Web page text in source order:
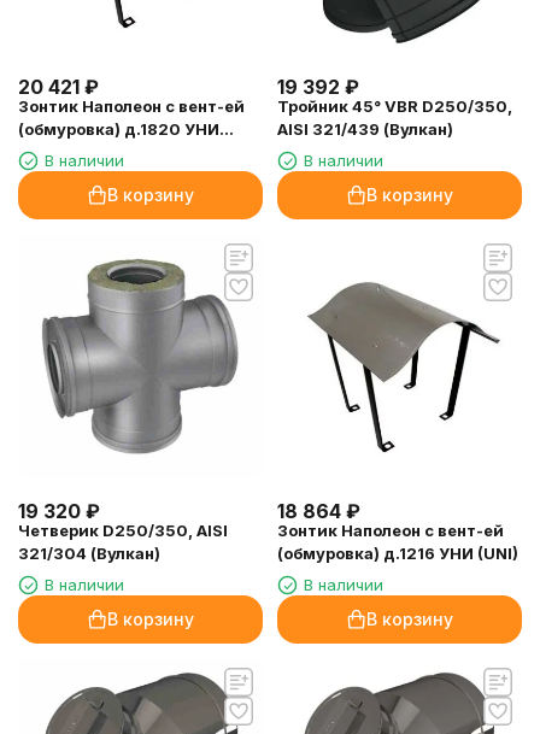
20 421 ₽
Зонтик Наполеон с вент-ей
(обмуровка) д.1820 УНИ
(UNI)В наличии
В корзину
19 392 ₽
Тройник 45° VBR D250/350,
AISI 321/439 (Вулкан)
В наличии
В корзину
19 320 ₽
Четверик D250/350, AISI
321/304 (Вулкан)
В наличии
В корзину
18 864 ₽
Зонтик Наполеон с вент-ей
(обмуровка) д.1216 УНИ (UNI)
В наличии
В корзину